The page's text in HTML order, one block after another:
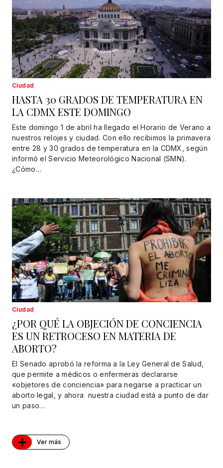
Ciudad
HASTA 30 GRADOS DE TEMPERATURA EN
LA CDMX ESTE DOMINGO
Este domingo 1 de abril ha llegado el Horario de Verano a
nuestros relojes y ciudad. Con ello recibimos la primavera
entre 28 y 30 grados de temperatura en la CDMX, según
informó el Servicio Meteorológico Nacional (SMN).
¿Cómo…
Ciudad
¿POR QUÉ LA OBJECIÓN DE CONCIENCIA
ES UN RETROCESO EN MATERIA DE
ABORTO?
El Senado aprobó la reforma a la Ley General de Salud,
que permite a médicos o enfermeras declararse
«objetores de conciencia» para negarse a practicar un
aborto legal, y ahora nuestra ciudad está a punto de dar
un paso…
+ Ver más